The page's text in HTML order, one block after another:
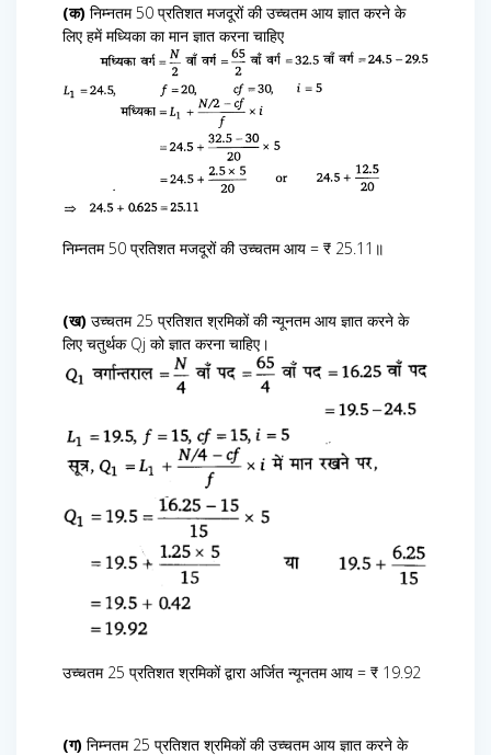
(क) निम्नतम 50 प्रतिशत मजदूरों की उच्चतम आय ज्ञात करने के
लिए हमें मध्यिका का मान ज्ञात करना चाहिए
निम्नतम 50 प्रतिशत मजदूरों की उच्चतम आय = ₹ 25.11॥
(ख) उच्चतम 25 प्रतिशत श्रमिकों की न्यूनतम आय ज्ञात करने के
लिए चतुर्थक Qj को ज्ञात करना चाहिए।
उच्चतम 25 प्रतिशत श्रमिकों द्वारा अर्जित न्यूनतम आय = ₹ 19.92
(ग) निम्नतम 25 प्रतिशत श्रमिकों की उच्चतम आय ज्ञात करने के